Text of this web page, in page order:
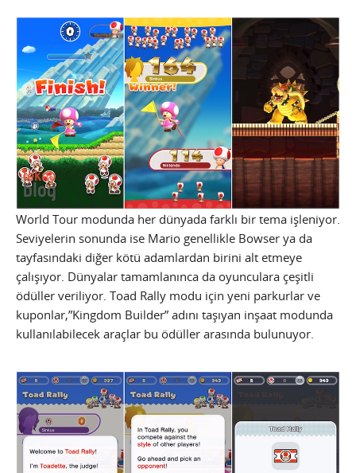
World Tour modunda her dünyada farklı bir tema işleniyor.
Seviyelerin sonunda ise Mario genellikle Bowser ya da
tayfasındaki diğer kötü adamlardan birini alt etmeye
çalışıyor. Dünyalar tamamlanınca da oyunculara çeşitli
ödüller veriliyor. Toad Rally modu için yeni parkurlar ve
kuponlar,”Kingdom Builder” adını taşıyan inşaat modunda
kullanılabilecek araçlar bu ödüller arasında bulunuyor.